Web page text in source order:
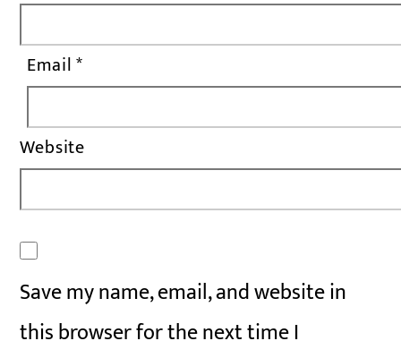
Email*
Website
Save my name, email, and website in
this browser for the next time I